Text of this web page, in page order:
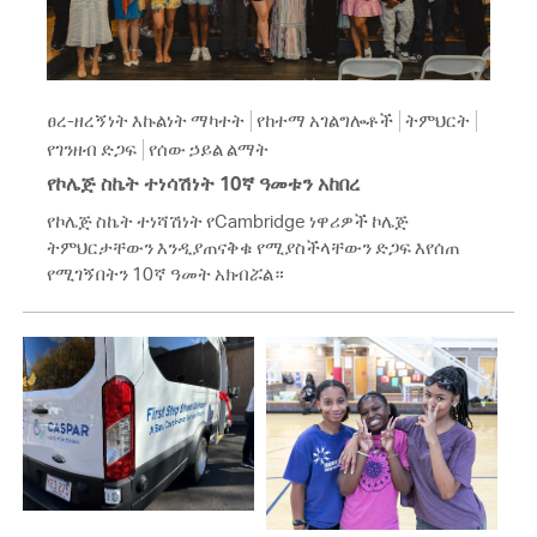
ፀረ-ዘረኝነት እኩልነት ማካተት የከተማ አገልግሎቶች ትምህርት
የገንዘብ ድጋፍ የሰው ኃይል ልማት
የኮሌጅ ስኬት ተነሳሽነት 10ኛ ዓመቱን አከበረ
የኮሌጅ ስኬት ተነሻሽነት የCambridge ነዋሪዎች ኮሌጅ
ትምህርታቸውን እንዲያጠናቅቁ የሚያስችላቸውን ድጋፍ እየሰጠ
የሚገኝበትን 10ኛ ዓመት አክብሯል።